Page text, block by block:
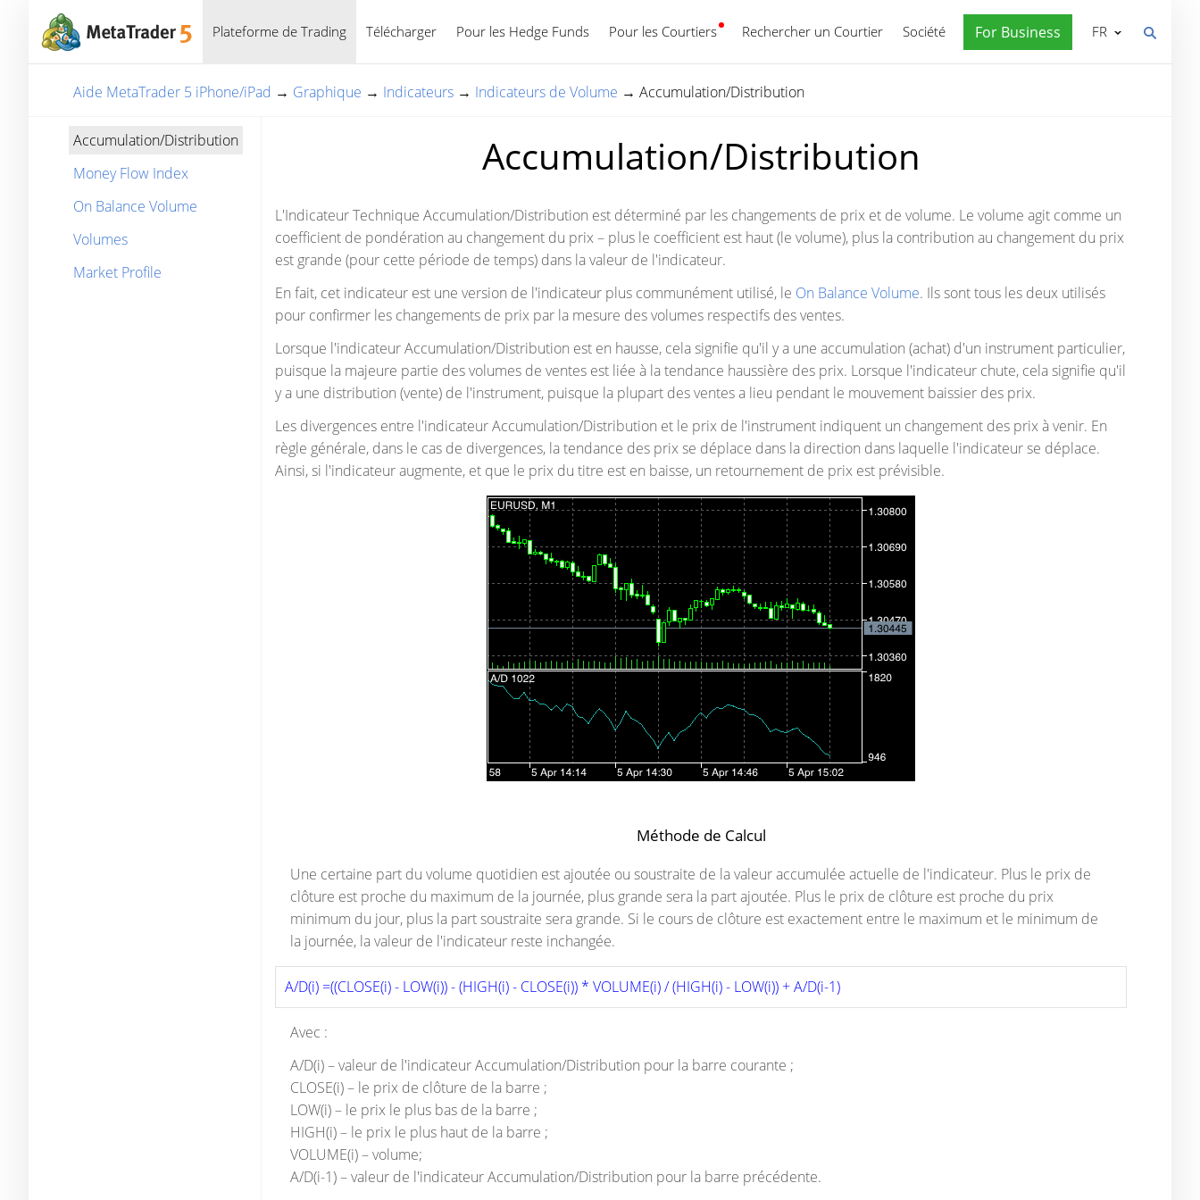
Plateforme de Trading Télécharger Pour les Hedge Funds Pour les Courtiers Rechercher un Courtier Société For Business
Français FR
Aide MetaTrader 5 iPhone/iPad → Graphique → Indicateurs → Indicateurs de Volume → Accumulation/Distribution
Accumulation/Distribution
Money Flow Index
On Balance Volume
Volumes
Market Profile
Accumulation/Distribution
L'Indicateur Technique Accumulation/Distribution est déterminé par les changements de prix et de volume. Le volume agit comme un
coefficient de pondération au changement du prix – plus le coefficient est haut (le volume), plus la contribution au changement du prix
est grande (pour cette période de temps) dans la valeur de l'indicateur.
En fait, cet indicateur est une version de l'indicateur plus communément utilisé, le On Balance Volume. Ils sont tous les deux utilisés
pour confirmer les changements de prix par la mesure des volumes respectifs des ventes.
Lorsque l'indicateur Accumulation/Distribution est en hausse, cela signifie qu'il y a une accumulation (achat) d'un instrument particulier,
puisque la majeure partie des volumes de ventes est liée à la tendance haussière des prix. Lorsque l'indicateur chute, cela signifie qu'il
y a une distribution (vente) de l'instrument, puisque la plupart des ventes a lieu pendant le mouvement baissier des prix.
Les divergences entre l'indicateur Accumulation/Distribution et le prix de l'instrument indiquent un changement des prix à venir. En
règle générale, dans le cas de divergences, la tendance des prix se déplace dans la direction dans laquelle l'indicateur se déplace.
Ainsi, si l'indicateur augmente, et que le prix du titre est en baisse, un retournement de prix est prévisible.
Méthode de Calcul
Une certaine part du volume quotidien est ajoutée ou soustraite de la valeur accumulée actuelle de l'indicateur. Plus le prix de
clôture est proche du maximum de la journée, plus grande sera la part ajoutée. Plus le prix de clôture est proche du prix
minimum du jour, plus la part soustraite sera grande. Si le cours de clôture est exactement entre le maximum et le minimum de
la journée, la valeur de l'indicateur reste inchangée.
A/D(i) =((CLOSE(i) - LOW(i)) - (HIGH(i) - CLOSE(i)) * VOLUME(i) / (HIGH(i) - LOW(i)) + A/D(i-1)
Avec :
A/D(i) – valeur de l'indicateur Accumulation/Distribution pour la barre courante ;
CLOSE(i) – le prix de clôture de la barre ;
LOW(i) – le prix le plus bas de la barre ;
HIGH(i) – le prix le plus haut de la barre ;
VOLUME(i) – volume;
A/D(i-1) – valeur de l'indicateur Accumulation/Distribution pour la barre précédente.